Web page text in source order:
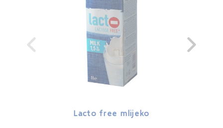
Lacto free mlijeko